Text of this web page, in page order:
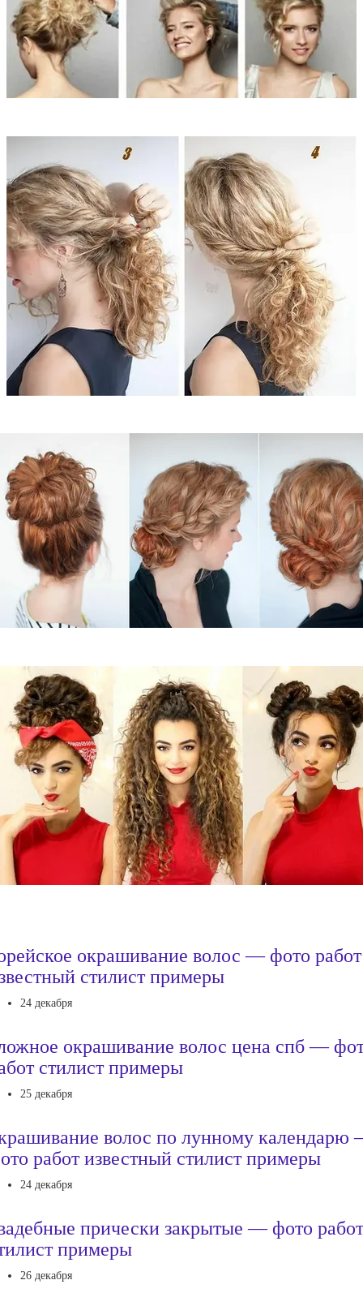
окрашивание волос — фото работ
стилист примеры
24 декабря
окрашивание волос цена спб —
стилист примеры
25 декабря
волос по лунному календарю
работ известный стилист примеры
24 декабря
прически закрытые — фото работ
примеры
26 декабря